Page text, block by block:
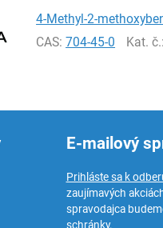
4-Methyl-2-
CAS:704-45-0 Kat. č.
E-mailový
Prihláste sa k
zaujímavých
spravodajca
schránky.